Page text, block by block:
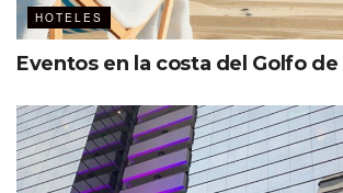
HOTELES
Eventos en la costa del Golfo